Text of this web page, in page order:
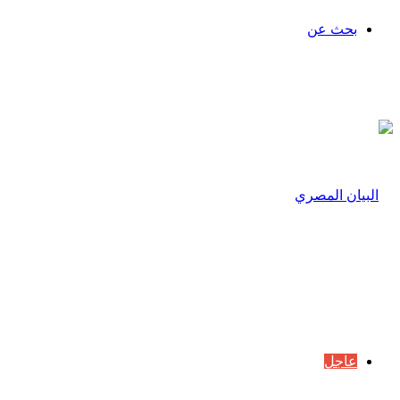
بحث عن
عاجل